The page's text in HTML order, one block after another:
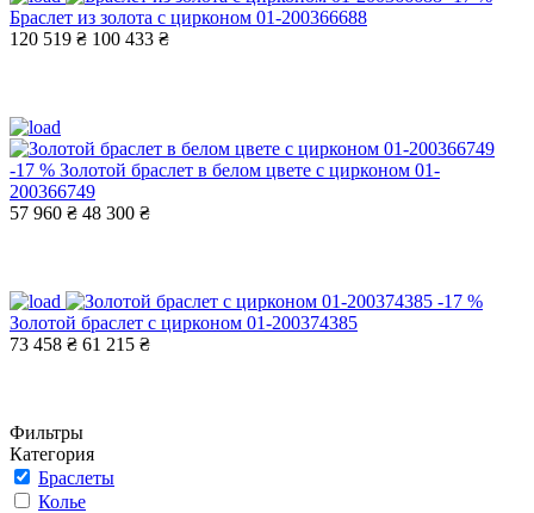
Браслет из золота с цирконом 01-200366688
120 519 ₴ 100 433 ₴
-17 % Золотой браслет в белом цвете с цирконом 01-
200366749
57 960 ₴ 48 300 ₴
-17 %
Золотой браслет с цирконом 01-200374385
73 458 ₴ 61 215 ₴
Фильтры
Категория
Браслеты
Колье